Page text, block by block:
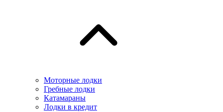
Моторные лодки
Гребные лодки
Катамараны
Лодки в кредит